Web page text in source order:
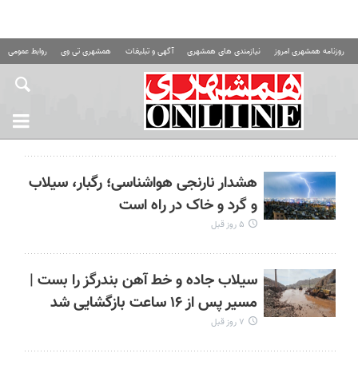
روزنامه همشهری امروز نیازمندی های همشهری آگهی و تبلیغات همشهری تی وی روابط عمومی
هشدار نارنجی هواشناسی؛ رگبار، سیلاب
و گرد و خاک در راه است
۵ روز قبل
سیلاب جاده و خط آهن بندرگز را بست |
مسیر پس از ۱۶ ساعت بازگشایی شد
۷ روز قبل